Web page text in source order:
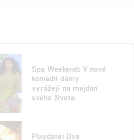
Spa Weekend: V nové
komedii dámy
vyrážejí na mejdan
svého života
Playdate: Dva